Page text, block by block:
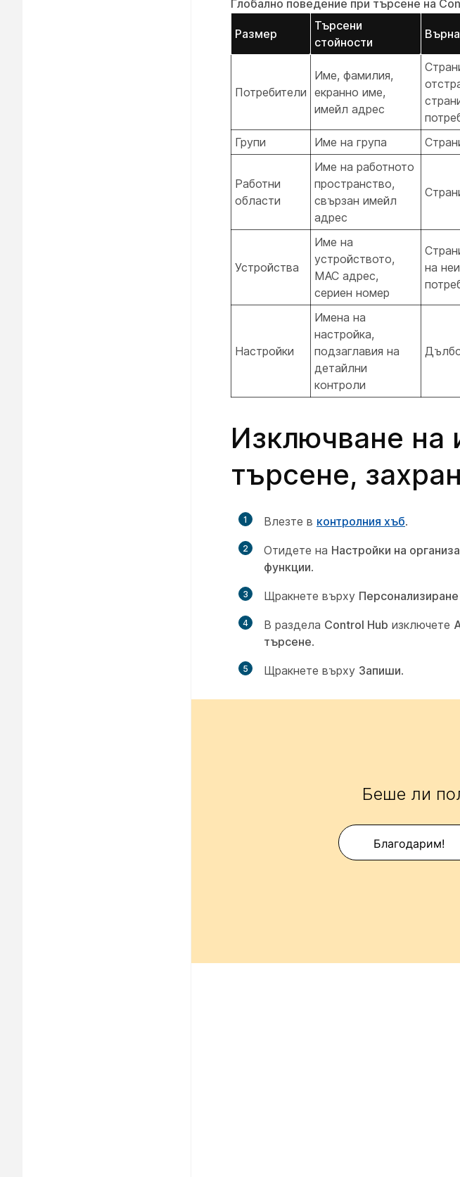
Глобално поведение при търсене на
Размер
Търсени
стойности
Потребители
Име, фамилия,
екранно име,
имейл адрес
Групи
Име на група
Работни
области
Име на работното
пространство,
свързан имейл
адрес
Устройства
Име на
устройството,
MAC адрес,
сериен номер
на
Настройки
Имена на
настройка,
подзаглавия на
детайлни
контроли
Изключване на
търсене,
1 Влезте в контролния хъб.
2 Отидете на Настройки на
функции.
3 Щракнете върху
4 В раздела Control Hub изключете
търсене.
5 Щракнете върху Запиши.
Беше ли
Благодарим!